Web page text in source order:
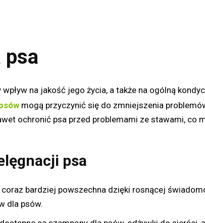
psa
na jakość jego życia, a także na ogólną
mogą przyczynić się do zmniejszenia
ochronić psa przed problemami ze stawami, co
psa
bardziej powszechna dzięki rosnącej
dla psów.